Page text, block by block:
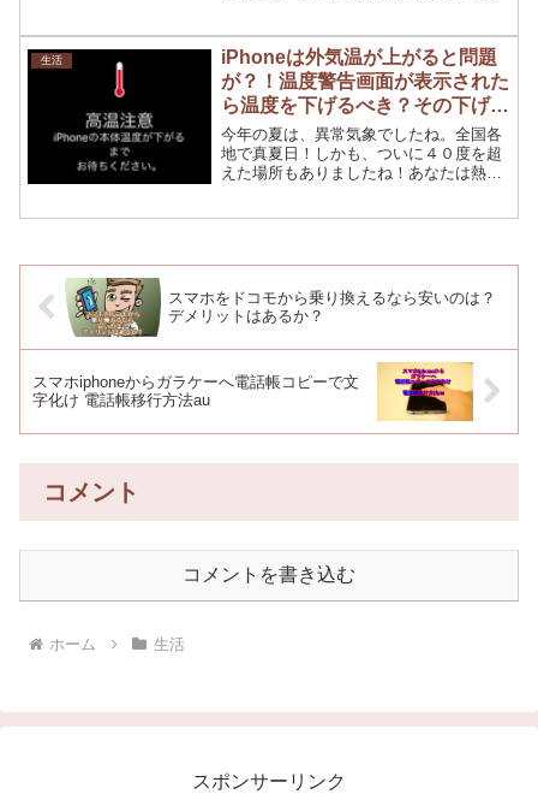
維持費が安くなるという話を、営業の人
に聞いたから。ドコモ...
生活
iPhoneは外気温が上がると問題
が？！温度警告画面が表示された
ら温度を下げるべき？その下げ方
とは
今年の夏は、異常気象でしたね。全国各
地で真夏日！しかも、ついに４０度を超
えた場所もありましたね！あなたは熱中
スマホをドコモから乗り換えるなら安いのは？
デメリットはあるか？
スマホiphoneからガラケーへ電話帳コピーで文
字化け 電話帳移行方法au
コメント
コメントを書き込む
ホーム 生活
スポンサーリンク